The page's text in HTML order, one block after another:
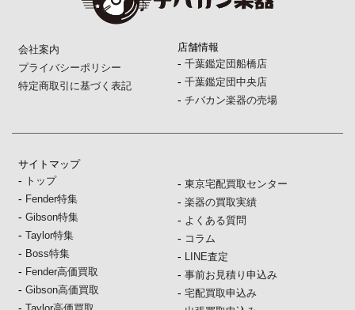
会社案内
プライバシーポリシー
特定商取引に基づく表記
店舗情報
- 千葉鑑定団船橋店
- 千葉鑑定団中央店
- チバカン楽器の売場
サイトマップ
- トップ
- Fender特集
-Gibson特集
-Taylor特集
- Boss特集
- Fender高価買取
-Gibson高価買取
- 東京宅配買取センター
- 楽器の買取実績
- よくある質問
- コラム
- LINE査定
- 事前お見積り申込み
- 宅配買取申込み